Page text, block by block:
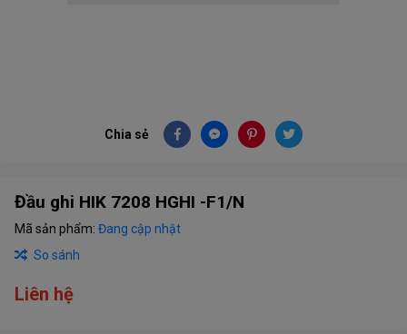
Chia sẻ
Đầu ghi HIK 7208 HGHI -F1/N
Mã sản phẩm: Đang cập nhật
So sánh
Liên hệ